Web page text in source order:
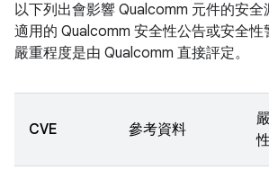
以下列出會影響 Qualcomm 元件的安
適用的 Qualcomm 安全性公告或安全性
嚴重程度是由 Qualcomm 直接評定。
CVE 參考資料